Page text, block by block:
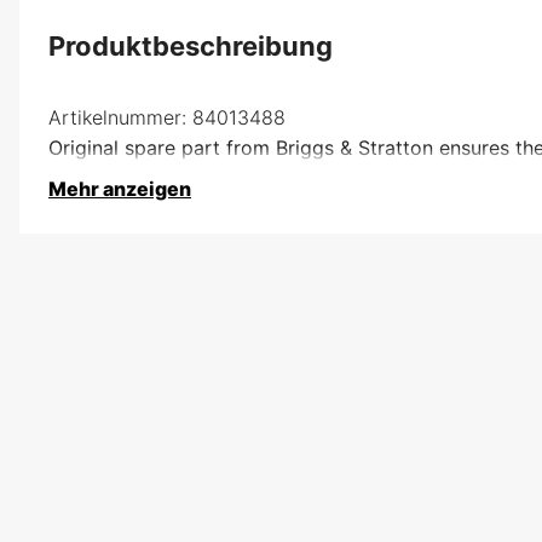
Produktbeschreibung
Artikelnummer: 84013488
Original spare part from Briggs & Stratton ensures
Mehr anzeigen